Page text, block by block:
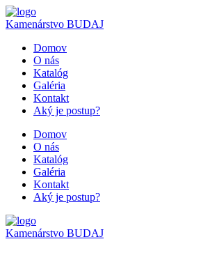
Kamenárstvo BUDAJ
Domov
O nás
Katalóg
Galéria
Kontakt
Aký je postup?
Domov
O nás
Katalóg
Galéria
Kontakt
Aký je postup?
Kamenárstvo BUDAJ